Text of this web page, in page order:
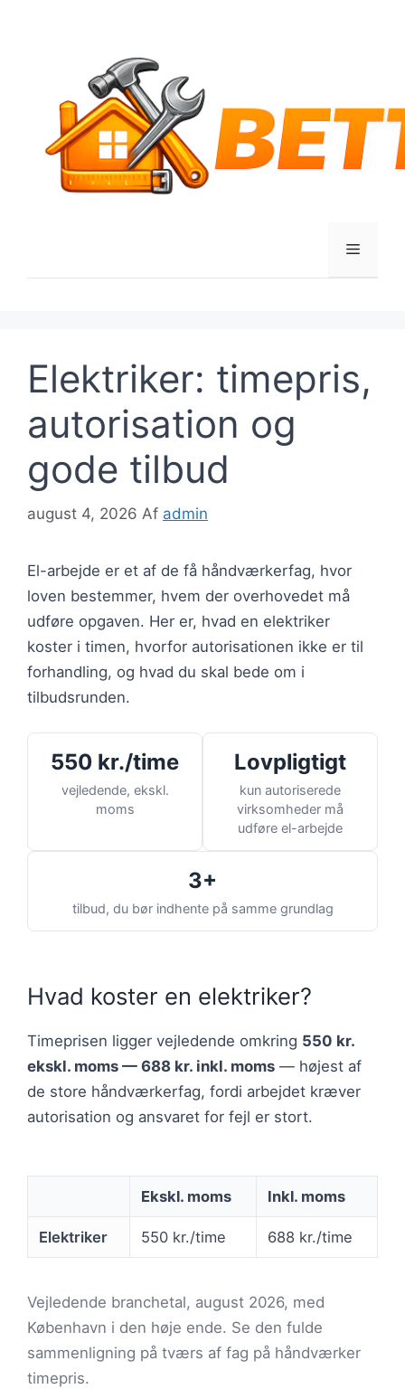
Menu
Elektriker: timepris,
autorisation og
gode tilbud
august 4, 2026 Af admin
El-arbejde er et af de få håndværkerfag, hvor
loven bestemmer, hvem der overhovedet må
udføre opgaven. Her er, hvad en elektriker
koster i timen, hvorfor autorisationen ikke er til
forhandling, og hvad du skal bede om i
tilbudsrunden.
550 kr./time
vejledende, ekskl.
moms
Lovpligtigt
kun autoriserede
virksomheder må
udføre el-arbejde
3+
tilbud, du bør indhente på samme grundlag
Hvad koster en elektriker?
Timeprisen ligger vejledende omkring 550 kr.
ekskl. moms — 688 kr. inkl. moms — højest af
de store håndværkerfag, fordi arbejdet kræver
autorisation og ansvaret for fejl er stort.
Ekskl. moms Inkl. moms
Elektriker 550 kr./time 688 kr./time
Vejledende branchetal, august 2026, med
København i den høje ende. Se den fulde
sammenligning på tværs af fag på håndværker
timepris.